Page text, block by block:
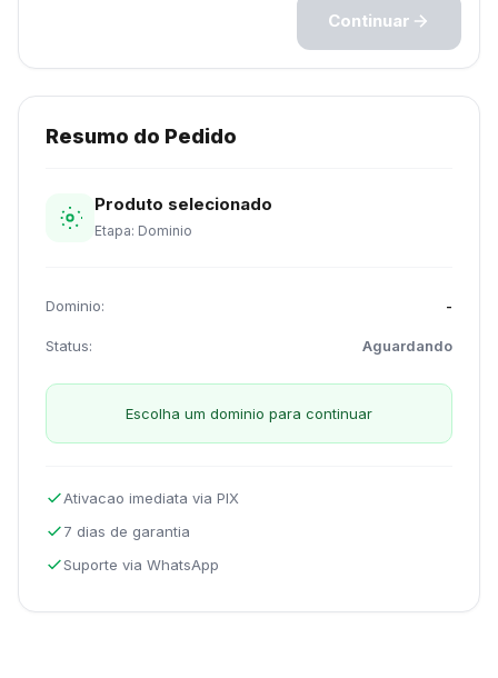
Continuar
Resumo do Pedido
Produto selecionado
Etapa: Dominio
Dominio: -
Status: Aguardando
Escolha um dominio para continuar
Ativacao imediata via PIX
7 dias de garantia
Suporte via WhatsApp